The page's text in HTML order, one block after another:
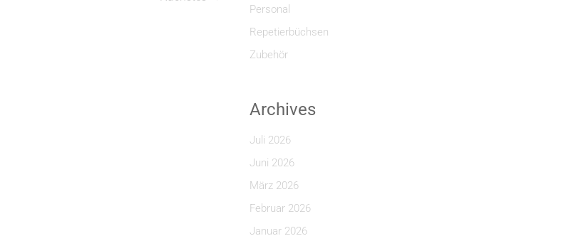
Personal
Repetierbüchsen
Zubehör
Archives
Juli 2026
Juni 2026
März 2026
Februar 2026
Januar 2026